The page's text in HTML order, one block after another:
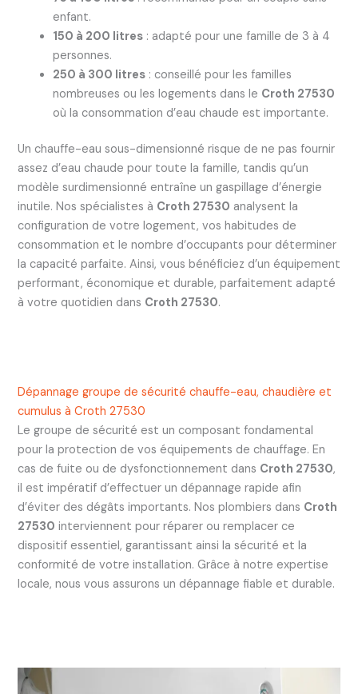
enfant.
150 à 200 litres: adapté pour une famille de 3 à 4
personnes.
250 à 300 litres: conseillé pour les familles
nombreuses ou les logements dans le Croth 27530
où la consommation d’eau chaude est importante.
Un chauffe-eau sous-dimensionné risque de ne pas fournir
assez d’eau chaude pour toute la famille, tandis qu’un
modèle surdimensionné entraîne un gaspillage d’énergie
inutile. Nos spécialistes à Croth 27530 analysent la
configuration de votre logement, vos habitudes de
consommation et le nombre d’occupants pour déterminer
la capacité parfaite. Ainsi, vous bénéficiez d’un équipement
performant, économique et durable, parfaitement adapté
à votre quotidien dans Croth 27530.
Dépannage groupe de sécurité chauffe-eau, chaudière et
cumulus à Croth 27530
Le groupe de sécurité est un composant fondamental
pour la protection de vos équipements de chauffage. En
cas de fuite ou de dysfonctionnement dans Croth 27530,
il est impératif d’effectuer un dépannage rapide afin
d’éviter des dégâts importants. Nos plombiers dans Croth
27530 interviennent pour réparer ou remplacer ce
dispositif essentiel, garantissant ainsi la sécurité et la
conformité de votre installation. Grâce à notre expertise
locale, nous vous assurons un dépannage fiable et durable.